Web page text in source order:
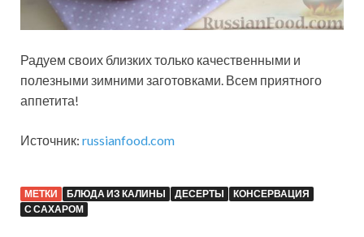
Радуем своих близких только качественными и
полезными зимними заготовками. Всем приятного
аппетита!
Источник: russianfood.com
МЕТКИ БЛЮДА ИЗ КАЛИНЫ ДЕСЕРТЫ
КОНСЕРВАЦИЯ
С САХАРОМ